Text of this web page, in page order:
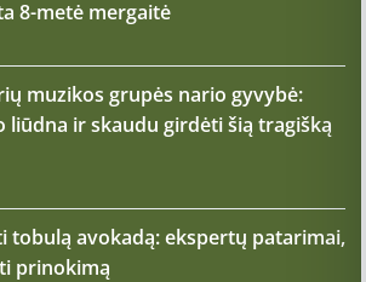
8-metė mergaitė
muzikos grupės nario gyvybė:
liūdna ir skaudu girdėti šią tragišką
tobulą avokadą: ekspertų patarimai,
prinokimą